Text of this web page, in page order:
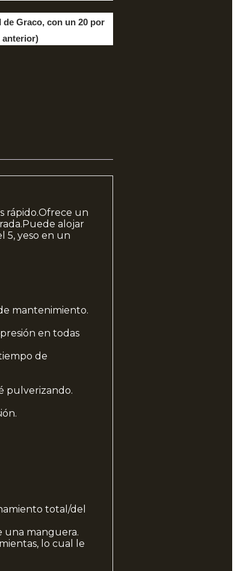
Graco, con un 20 por
anterior)
rápido.Ofrece un
alojar
5, yeso en un
mantenimiento.
en todas
de
pulverizando.
total/del
una manguera.
lo cual le